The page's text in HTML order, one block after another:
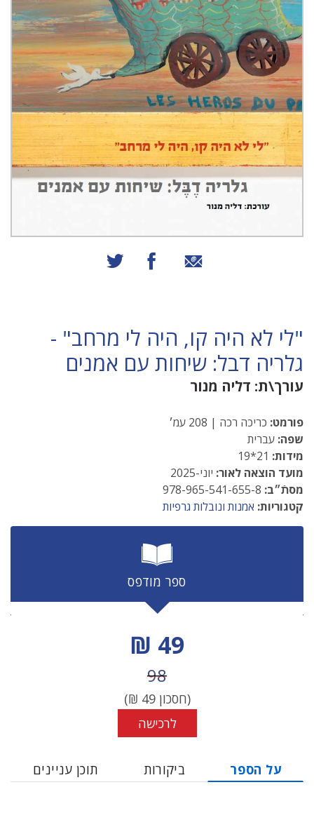
שיתוף באמצעות אימייל
שיתוף בפייסבוק
"לי לא היה קו, היה לי מרחב" -
גלריה דבל: שיחות עם אמנים
עורך\ת: דליה מנור
פורמט: כריכה רכה | 208 עמ׳
שפה: עברית
מידות:
מועד הוצאה לאור: יוני-2025
מסתֿ״ב:
קטגוריות: אמנות ונובלות גרפיות
ספר מודפס
מחיר הנחה
49 ₪
מחיר לפני הנחה
98
(חסכון49
₪)
לרכישה
על הספר ביקורות תוכן עניינים